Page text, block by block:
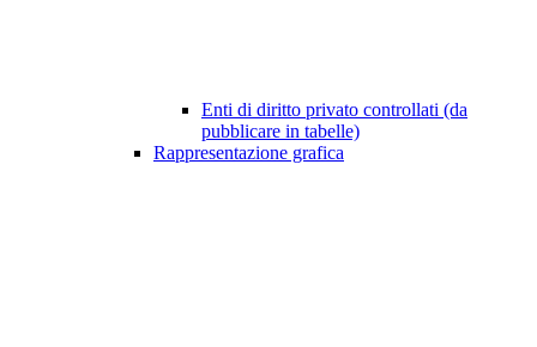
Enti di diritto privato controllati (da
pubblicare in tabelle)
Rappresentazione grafica